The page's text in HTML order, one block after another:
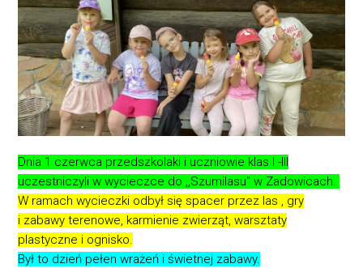
Dnia 1 czerwca przedszkolaki i uczniowie klas I -III
uczestniczyli w wycieczce do ,,Szumilasu" w Zadowicach.
W ramach wycieczki odbył się spacer przez las , gry
i zabawy terenowe, karmienie zwierząt, warsztaty
plastyczne i ognisko.
Był to dzień pełen wrażeń i świetnej zabawy.